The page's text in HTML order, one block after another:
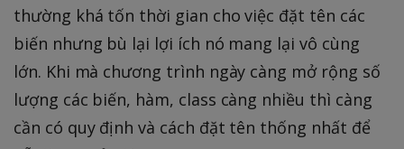
thường khá tốn thời gian cho việc đặt tên các
biến nhưng bù lại lợi ích nó mang lại vô cùng
lớn. Khi mà chương trình ngày càng mở rộng số
lượng các biến, hàm, class càng nhiều thì càng
cần có quy định và cách đặt tên thống nhất để